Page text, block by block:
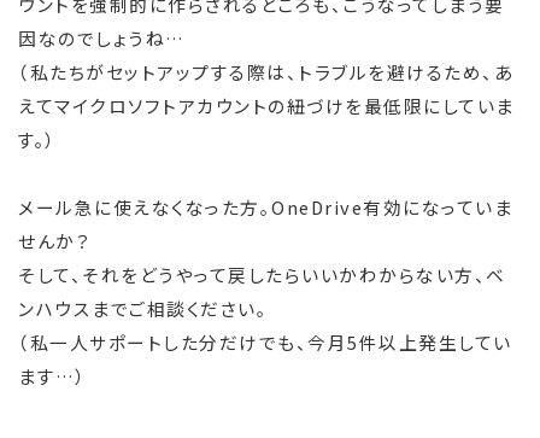
因なのでしょうね…
（私たちがセットアップする際は、トラブルを避けるため、あ
えてマイクロソフトアカウントの紐づけを最低限にしていま
す。）
メール急に使えなくなった方。OneDrive有効になっていま
せんか？
そして、それをどうやって戻したらいいかわからない方、ベ
ンハウスまでご相談ください。
（私一人サポートした分だけでも、今月5件以上発生してい
ます…）